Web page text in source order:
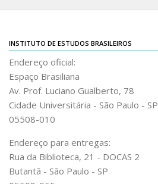
INSTITUTO DE ESTUDOS BRASILEIROS
Endereço oficial:
Espaço Brasiliana
Av. Prof. Luciano Gualberto, 78
Cidade Universitária - São Paulo - SP
05508-010
Endereço para entregas:
Rua da Biblioteca, 21 - DOCAS 2
Butantã - São Paulo - SP